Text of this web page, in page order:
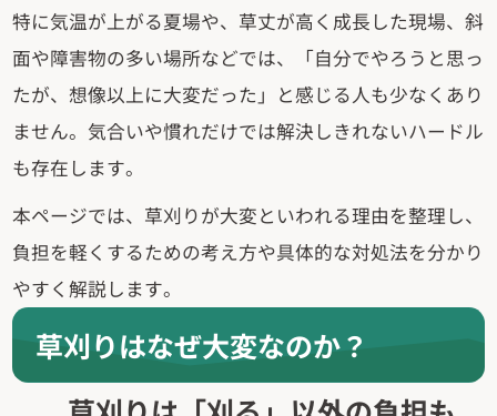
よくある質問（Q＆A）
特に気温が上がる夏場や、草丈が高く成長した現場、斜
面や障害物の多い場所などでは、「自分でやろうと思っ
たが、想像以上に大変だった」と感じる人も少なくあり
ません。気合いや慣れだけでは解決しきれないハードル
も存在します。
本ページでは、草刈りが大変といわれる理由を整理し、
負担を軽くするための考え方や具体的な対処法を分かり
やすく解説します。
草刈りはなぜ大変なのか？